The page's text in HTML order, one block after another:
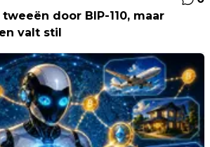
door BIP-110, maar
valt stil